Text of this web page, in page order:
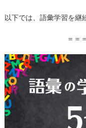
以下では、語彙学習を継
＝＝